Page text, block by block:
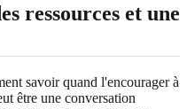
ressources et une
savoir quand l'encourager à
être une conversation